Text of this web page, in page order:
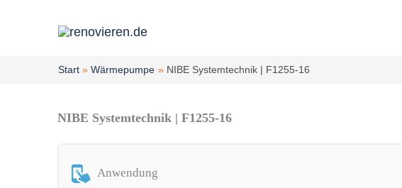
Start Wärmepumpe NIBE Systemtechnik | F1255-16
NIBE Systemtechnik | F1255-16
Anwendung